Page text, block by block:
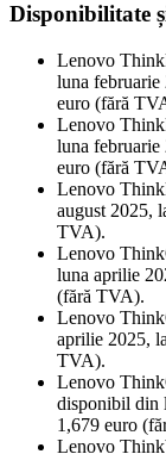
Disponibilitate
Lenovo
luna februarie
euro (fără
Lenovo
luna februarie
euro (fără
Lenovo
august 2025,
TVA).
Lenovo
luna aprilie
(fără TVA).
Lenovo
aprilie 2025,
TVA).
Lenovo
disponibil din
1,679 euro
Lenovo